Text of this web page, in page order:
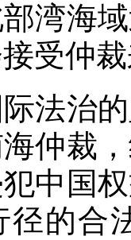
湾海
受仲
治的
仲裁
中国
径的合